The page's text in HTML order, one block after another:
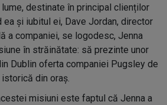
destinate în principal clienților
ea și iubitul ei, Dave Jordan, director
a companiei, se logodesc, Jenna
în străinătate: să prezinte unor
Dublin oferta companiei Pugsley de
din oraș.
misiuni este faptul că Jenna a